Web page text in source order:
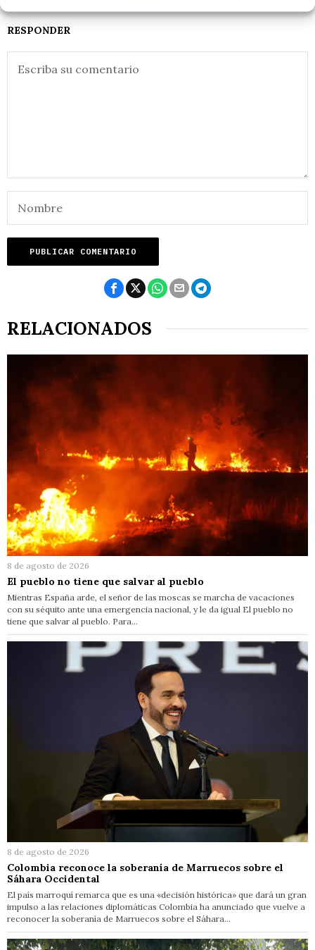
RESPONDER
RELACIONADOS
8 de agosto de 2026
El pueblo no tiene que salvar al pueblo
Mientras España arde, el señor de las moscas se marcha de vacaciones
con su séquito ante una emergencia nacional, y le da igual El pueblo no
tiene que salvar al pueblo. Para…
8 de agosto de 2026
Colombia reconoce la soberanía de Marruecos sobre el
Sáhara Occidental
El país marroquí remarca que es una «decisión histórica» que dará un gran
impulso a las relaciones diplomáticas Colombia ha anunciado que vuelve a
reconocer la soberanía de Marruecos sobre el Sáhara…